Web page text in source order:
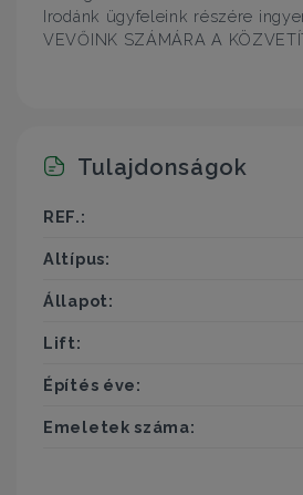
Irodánk ügyfeleink részére
VEVŐINK SZÁMÁRA A
Tulajdonságok
REF.:
Altípus:
Állapot:
Lift:
Építés éve:
Emeletek száma: